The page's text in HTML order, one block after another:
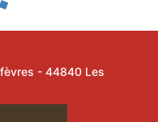
- 44840 Les